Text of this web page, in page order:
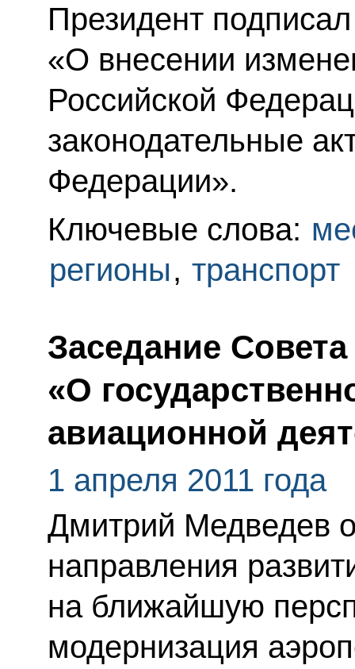
Президент
«О внесении
Российской
законодательные
Федерации».
Ключевые слова:
регионы, транспорт
Заседание
«О
авиационной
1 апреля 2011 года
Дмитрий Медведев
направления
на ближайшую
модернизация